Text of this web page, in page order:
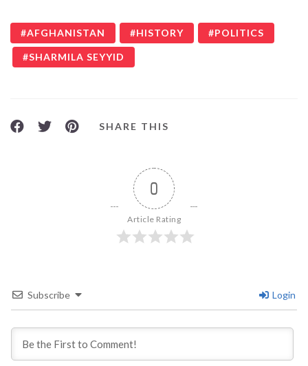
AFGHANISTAN HISTORY POLITICS
SHARMILA SEYYID
SHARE THIS
0
Article Rating
Subscribe Login